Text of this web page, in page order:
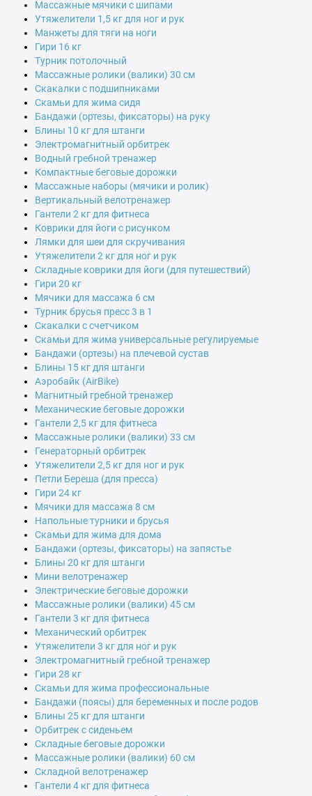
Массажные мячики с шипами
Утяжелители 1,5 кг для ног и рук
Манжеты для тяги на ноги
Гири 16 кг
Турник потолочный
Массажные ролики (валики) 30 см
Скакалки с подшипниками
Скамьи для жима сидя
Бандажи (ортезы, фиксаторы) на руку
Блины 10 кг для штанги
Электромагнитный орбитрек
Водный гребной тренажер
Компактные беговые дорожки
Массажные наборы (мячики и ролик)
Вертикальный велотренажер
Гантели 2 кг для фитнеса
Коврики для йоги с рисунком
Лямки для шеи для скручивания
Утяжелители 2 кг для ног и рук
Складные коврики для йоги (для путешествий)
Гири 20 кг
Мячики для массажа 6 см
Турник брусья пресс 3 в 1
Скакалки с счетчиком
Скамьи для жима универсальные регулируемые
Бандажи (ортезы) на плечевой сустав
Блины 15 кг для штанги
Аэробайк (AirBike)
Магнитный гребной тренажер
Механические беговые дорожки
Гантели 2,5 кг для фитнеса
Массажные ролики (валики) 33 см
Генераторный орбитрек
Утяжелители 2,5 кг для ног и рук
Петли Береша (для пресса)
Гири 24 кг
Мячики для массажа 8 см
Напольные турники и брусья
Скамьи для жима для дома
Бандажи (ортезы, фиксаторы) на запястье
Блины 20 кг для штанги
Мини велотренажер
Электрические беговые дорожки
Массажные ролики (валики) 45 см
Гантели 3 кг для фитнеса
Механический орбитрек
Утяжелители 3 кг для ног и рук
Электромагнитный гребной тренажер
Гири 28 кг
Скамьи для жима профессиональные
Бандажи (поясы) для беременных и после родов
Блины 25 кг для штанги
Орбитрек с сиденьем
Складные беговые дорожки
Массажные ролики (валики) 60 см
Складной велотренажер
Гантели 4 кг для фитнеса